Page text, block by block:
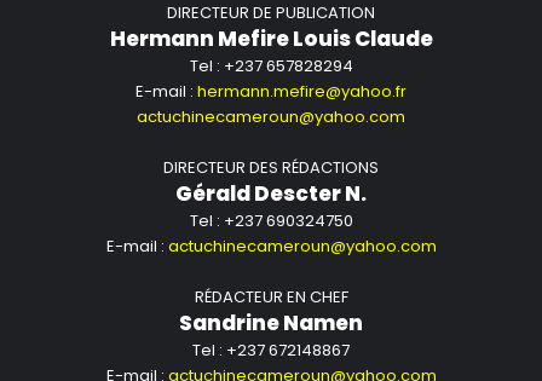
DIRECTEUR DE PUBLICATION
Hermann Mefire Louis Claude
Tel : +237 657828294
E-mail : hermann.mefire@yahoo.fr
actuchinecameroun@yahoo.com
DIRECTEUR DES RÉDACTIONS
Gérald Descter N.
Tel : +237 690324750
E-mail : actuchinecameroun@yahoo.com
RÉDACTEUR EN CHEF
Sandrine Namen
Tel : +237 672148867
E-mail : actuchinecameroun@yahoo.com